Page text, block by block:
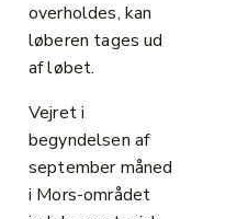
overholdes, kan
løberen tages ud
af løbet.
Vejret i
begyndelsen af
september måned
i Mors-området